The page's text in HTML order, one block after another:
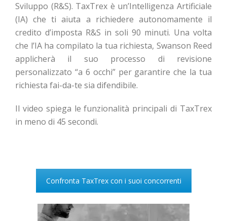
Sviluppo (R&S). TaxTrex è un’Intelligenza Artificiale
(IA) che ti aiuta a richiedere autonomamente il
credito d’imposta R&S in soli 90 minuti. Una volta
che l’IA ha compilato la tua richiesta, Swanson Reed
applicherà il suo processo di revisione
personalizzato “a 6 occhi” per garantire che la tua
richiesta fai-da-te sia difendibile.
Il video spiega le funzionalità principali di TaxTrex
in meno di 45 secondi.
Confronta TaxTrex con i suoi concorrenti